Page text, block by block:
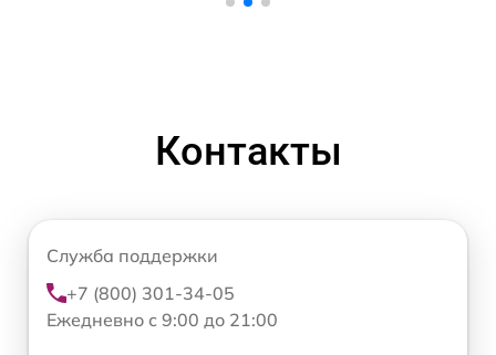
Контакты
Служба поддержки
+7 (800) 301-34-05
Ежедневно с 9:00 до 21:00